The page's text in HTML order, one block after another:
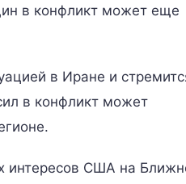
в конфликт может еще
в Иране и
в конфликт может
интересов США на